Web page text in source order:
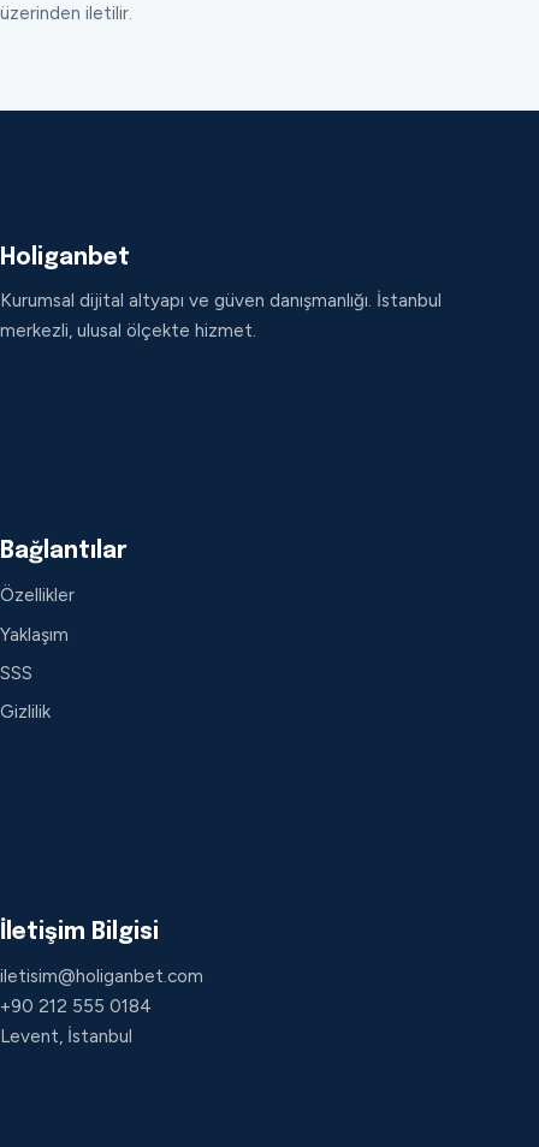
üzerinden iletilir.
Holiganbet
Kurumsal dijital altyapı ve güven danışmanlığı. İstanbul
merkezli, ulusal ölçekte hizmet.
Bağlantılar
Özellikler
Yaklaşım
SSS
Gizlilik
İletişim Bilgisi
iletisim@holiganbet.com
+90 212 555 0184
Levent, İstanbul